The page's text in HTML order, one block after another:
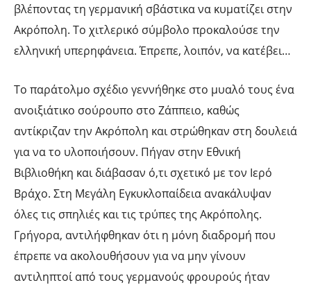
βλέποντας τη γερμανική σβάστικα να κυματίζει στην
Ακρόπολη. Το χιτλερικό σύμβολο προκαλούσε την
ελληνική υπερηφάνεια. Έπρεπε, λοιπόν, να κατέβει…
Το παράτολμο σχέδιο γεννήθηκε στο μυαλό τους ένα
ανοιξιάτικο σούρουπο στο Ζάππειο, καθώς
αντίκριζαν την Ακρόπολη και στρώθηκαν στη δουλειά
για να το υλοποιήσουν. Πήγαν στην Εθνική
Βιβλιοθήκη και διάβασαν ό,τι σχετικό με τον Ιερό
Βράχο. Στη Μεγάλη Εγκυκλοπαίδεια ανακάλυψαν
όλες τις σπηλιές και τις τρύπες της Ακρόπολης.
Γρήγορα, αντιλήφθηκαν ότι η μόνη διαδρομή που
έπρεπε να ακολουθήσουν για να μην γίνουν
αντιληπτοί από τους γερμανούς φρουρούς ήταν